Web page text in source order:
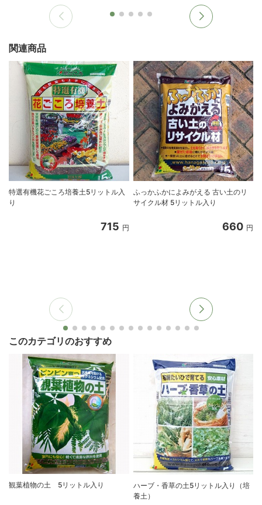
関連商品
特選有機花ごころ培養土5リットル入
り
715 円
ふっかふかによみがえる 古い土のリ
サイクル材 5リットル入り
660 円
このカテゴリのおすすめ
観葉植物の土 5リットル入り
ハーブ・香草の土5リットル入り（培
養土）